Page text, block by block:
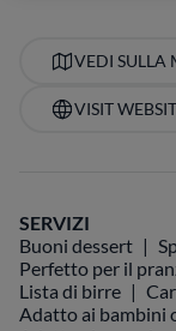
VEDI SULLA
VISIT
SERVIZI
Buoni dessert
Perfetto per il
Lista di birre
Adatto ai bambini